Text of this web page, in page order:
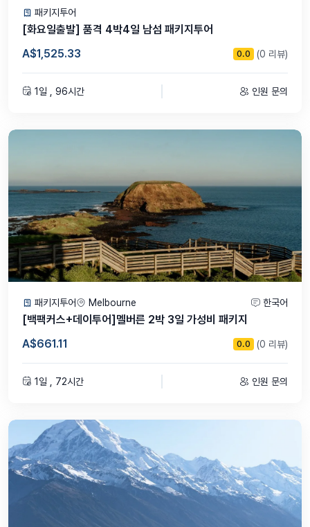
패키지투어
[화요일출발] 품격 4박4일 남섬 패키지투어
A$1,525.33
0.0 (0 리뷰)
1일 , 96시간 인원 문의
패키지투어 Melbourne 한국어
[백팩커스+데이투어]멜버른 2박 3일 가성비 패키지
A$661.11
0.0 (0 리뷰)
1일 , 72시간 인원 문의